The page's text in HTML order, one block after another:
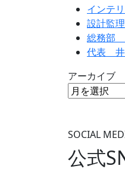
インテ
設計監
総務部
代表 井
アーカイブ
SOCIAL
公式